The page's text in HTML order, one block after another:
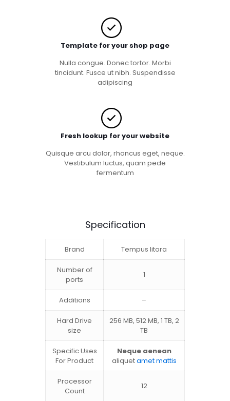
Template for your shop page
Nulla congue. Donec tortor. Morbi
tincidunt. Fusce ut nibh. Suspendisse
adipiscing
Fresh lookup for your website
Quisque arcu dolor, rhoncus eget, neque.
Vestibulum luctus, quam pede
fermentum
Specification
Brand Tempus litora
Number of
ports
1
Additions –
Hard Drive
size
256 MB, 512 MB, 1 TB, 2
TB
Specific Uses
For Product
Neque aenean
aliquetamet mattis
Processor
Count
12